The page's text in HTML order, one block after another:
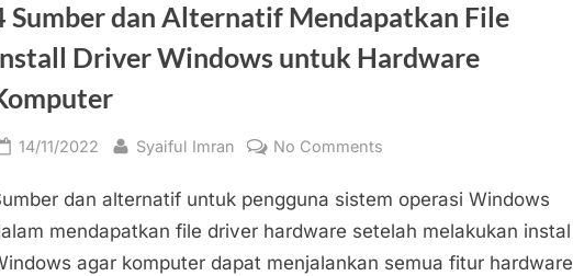
Sumber dan Alternatif Mendapatkan File
Driver Windows untuk Hardware
Posted
14/11/2022 By
Syaiful Imran No Comments
Sumber
dan
Alternatif
dan alternatif untuk pengguna sistem operasi Windows
mendapatkan file driver hardware setelah melakukan instal
agar komputer dapat menjalankan semua fitur hardware